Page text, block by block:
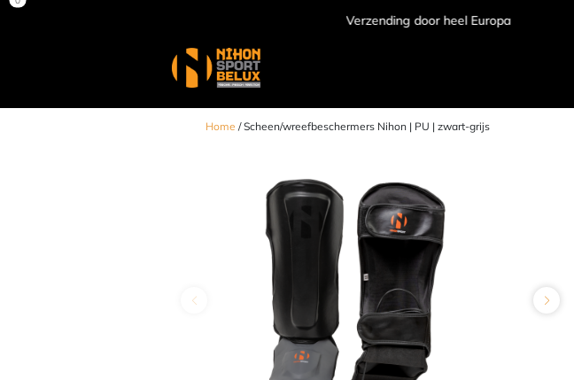
Home / Scheen/wreefbeschermers Nihon | PU | zwart-grijs